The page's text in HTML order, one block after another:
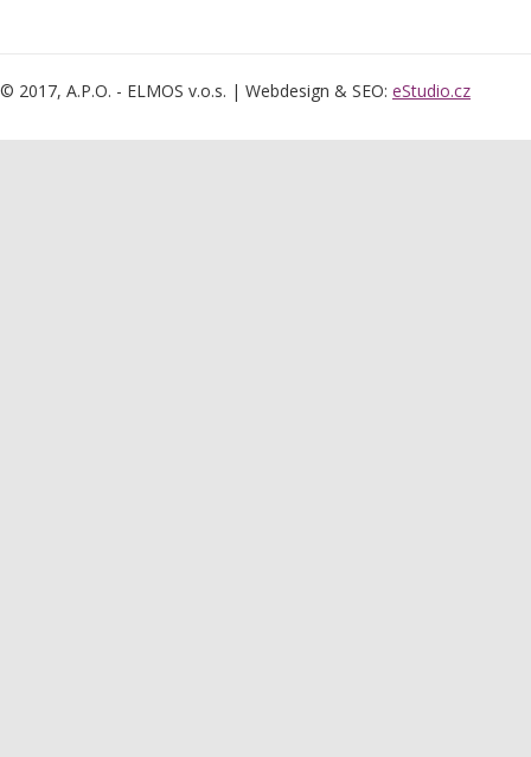
© 2017, A.P.O. - ELMOS v.o.s. | Webdesign & SEO: eStudio.cz